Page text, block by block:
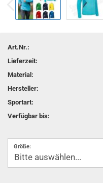
Art.Nr.:
Lieferzeit:
Material:
Hersteller:
Sportart:
Verfügbar bis:
Größe: